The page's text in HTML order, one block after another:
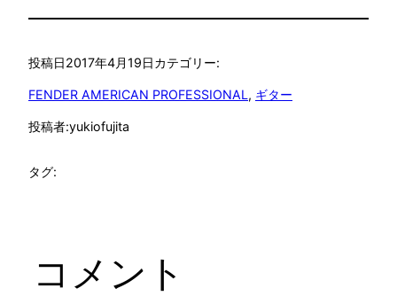
投稿日2017年4月19日カテゴリー:
FENDER AMERICAN PROFESSIONAL, ギター
投稿者:yukiofujita
タグ:
コメント